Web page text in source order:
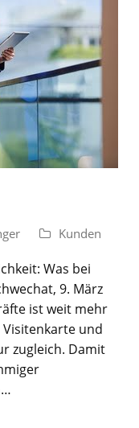
Kunden
Was bei
9. März
ist weit mehr
und
zugleich. Damit